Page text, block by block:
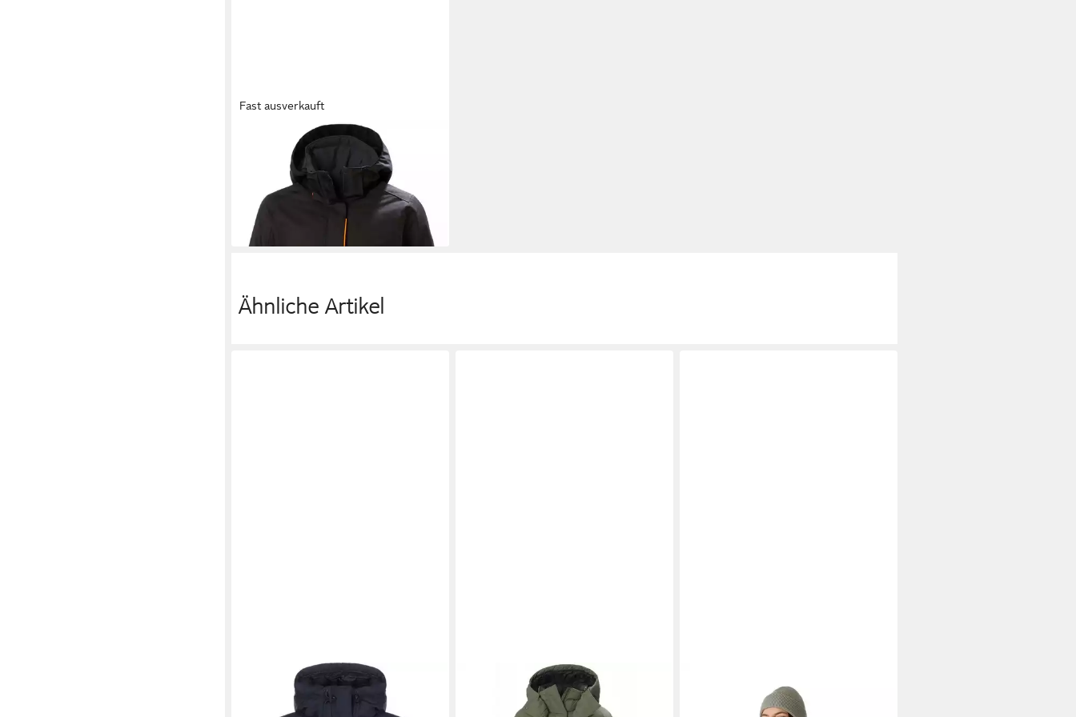
Fast ausverkauft
HELLY HANSENWinterjacke W
LUNA WINTER JACKET (1-St)
ab 222,10 € UVP
-15%
Ähnliche Artikel
HELLY HANSENFunktionsjacke
Adore (1-St)
HELLY HANSENFunktionsjacke
Jacke W ASPIRE PUFFY PARKA
Wintermantel
Adore Tech Parka (wasserdicht,